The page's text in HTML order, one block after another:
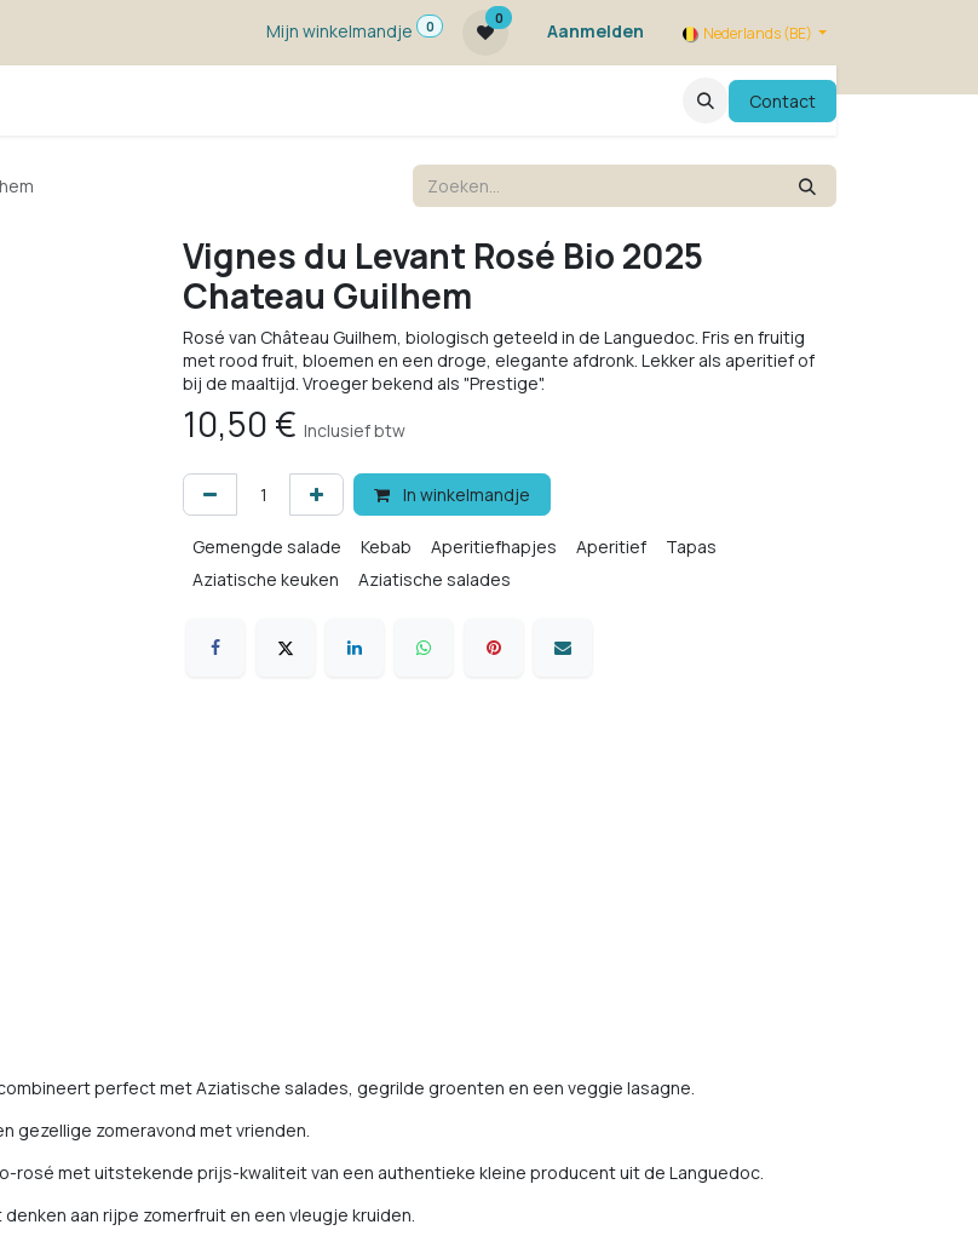
Mijn winkelmandje
0
0
Aanmelden Nederlands (BE)
EvenementenContact
Vignes du Levant Rosé Bio 2025
Chateau Guilhem
Rosé van Château Guilhem, biologisch geteeld in de Languedoc. Fris en fruitig
met rood fruit, bloemen en een droge, elegante afdronk. Lekker als aperitief of
bij de maaltijd. Vroeger bekend als "Prestige".
10,50 € Inclusief btw
In winkelmandje
Gemengde salade Kebab Aperitiefhapjes Aperitief
Tapas
Aziatische keuken
Aziatische salades
perfect met Aziatische salades, gegrilde groenten en een veggie lasagne.
gezellige zomeravond met vrienden.
rosé met uitstekende prijs-kwaliteit van een authentieke kleine producent uit de Languedoc.
aan rijpe zomerfruit en een vleugje kruiden.